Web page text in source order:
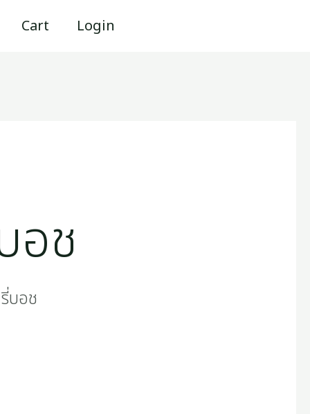
Cart Login
อช
บอช